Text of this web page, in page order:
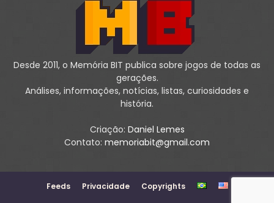
Desde 2011, o Memória BIT publica sobre jogos de todas as
gerações.
Análises, informações, notícias, listas, curiosidades e
história.
Criação: Daniel Lemes
Contato: memoriabit@gmail.com
Feeds Privacidade Copyrights